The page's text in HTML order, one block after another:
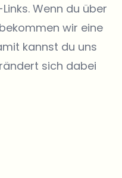
Wenn du über
wir eine
kannst du uns
sich dabei